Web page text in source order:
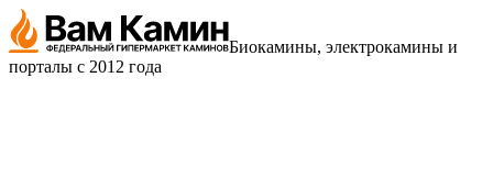
Биокамины, электрокамины и
порталы с 2012 года